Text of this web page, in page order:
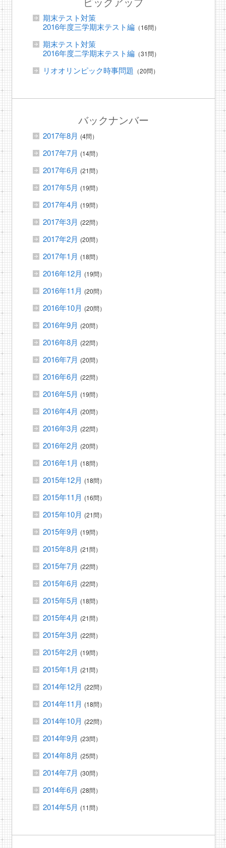
期末テスト対策
2016年度三学期末テスト編（16問）
期末テスト対策
2016年度二学期末テスト編（31問）
リオオリンピック時事問題 （20問）
バックナンバー
2017年8月 (4問）
2017年7月 (14問）
2017年6月 (21問）
2017年5月 (19問）
2017年4月 (19問）
2017年3月 (22問）
2017年2月 (20問）
2017年1月 (18問）
2016年12月 (19問）
2016年11月 (20問）
2016年10月 (20問）
2016年9月 (20問）
2016年8月 (22問）
2016年7月 (20問）
2016年6月 (22問）
2016年5月 (19問）
2016年4月 (20問）
2016年3月 (22問）
2016年2月 (20問）
2016年1月 (18問）
2015年12月 (18問）
2015年11月 (16問）
2015年10月 (21問）
2015年9月 (19問）
2015年8月 (21問）
2015年7月 (22問）
2015年6月 (22問）
2015年5月 (18問）
2015年4月 (21問）
2015年3月 (22問）
2015年2月 (19問）
2015年1月 (21問）
2014年12月 (22問）
2014年11月 (18問）
2014年10月 (22問）
2014年9月 (23問）
2014年8月 (25問）
2014年7月 (30問）
2014年6月 (28問）
2014年5月 (11問）